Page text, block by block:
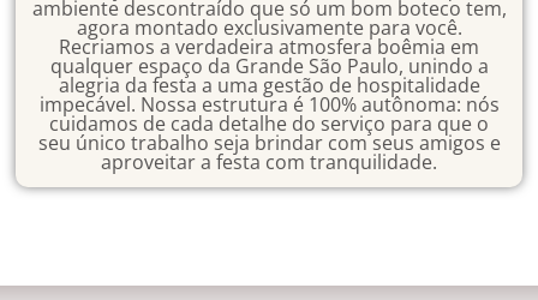
ambiente descontraído que só um bom boteco tem,
agora montado exclusivamente para você.
Recriamos a verdadeira atmosfera boêmia em
qualquer espaço da Grande São Paulo, unindo a
alegria da festa a uma gestão de hospitalidade
impecável. Nossa estrutura é 100% autônoma: nós
cuidamos de cada detalhe do serviço para que o
seu único trabalho seja brindar com seus amigos e
aproveitar a festa com tranquilidade.